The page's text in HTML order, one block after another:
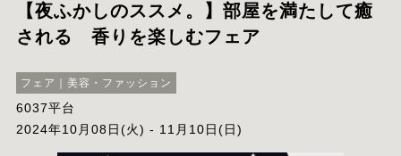
【夜ふかしのススメ。】部屋を満たして癒
される 香りを楽しむフェア
フェア｜美容・ファッション
6037平台
2024年10月08日(火) - 11月10日(日)